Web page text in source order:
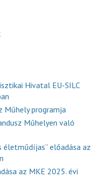
Hivatal EU-SILC
Műhely programja
Műhelyen való
életműdíjas” előadása az
az MKE 2025. évi